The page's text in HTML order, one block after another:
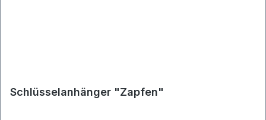
Schlüsselanhänger "Zapfen"